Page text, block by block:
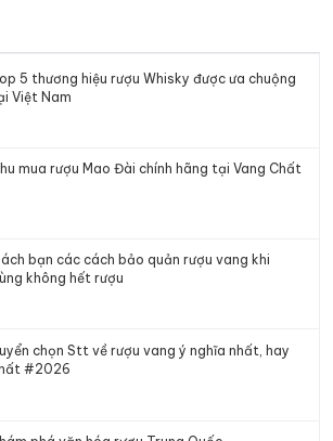
5 thương hiệu rượu Whisky được ưa chuộng
Việt Nam
mua rượu Mao Đài chính hãng tại Vang Chất
bạn các cách bảo quản rượu vang khi
không hết rượu
chọn Stt về rượu vang ý nghĩa nhất, hay
#2026